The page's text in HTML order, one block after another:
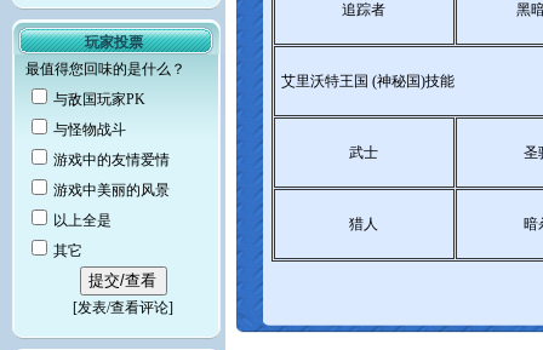
玩家投票
最值得您回味的是什么？
与敌国玩家PK
与怪物战斗
游戏中的友情爱情
游戏中美丽的风景
以上全是
其它
[发表/查看评论]
追踪者 黑
艾里沃特王国 (神秘国)技能
武士 圣
猎人 暗